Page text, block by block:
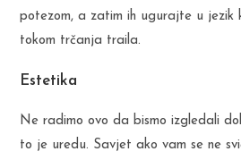
potezom, a zatim ih ugurajte u jezik
tokom trčanja traila.
Estetika
Ne radimo ovo da bismo izgledali
to je uredu. Savjet ako vam se ne